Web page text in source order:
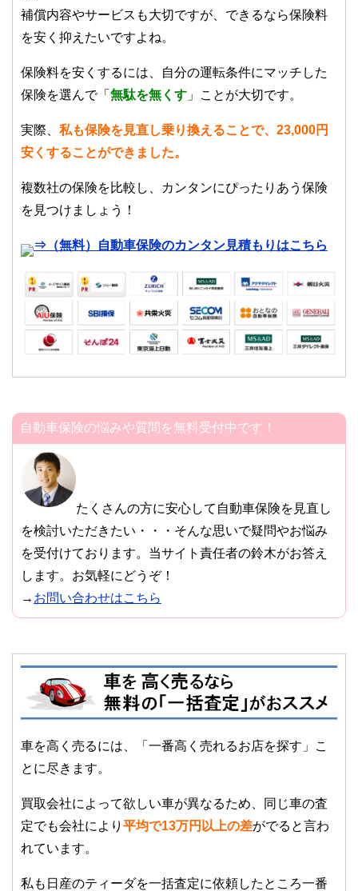
補償内容やサービスも大切ですが、できるなら保険料
を安く抑えたいですよね。
保険料を安くするには、自分の運転条件にマッチした
保険を選んで「 無駄を無くす 」ことが大切です。
実際、 私も保険を見直し乗り換えることで、23,000円
安くすることができました。
複数社の保険を比較し、カンタンにぴったりあう保険
を見つけましょう！
⇒（無料）自動車保険のカンタン見積もりはこちら
自動車保険の悩みや質問を無料受付中です！
たくさんの方に安心して自動車保険を見直し
を検討いただきたい・・・そんな思いで疑問やお悩み
を受付けております。当サイト責任者の鈴木がお答え
します。お気軽にどうぞ！
→ お問い合わせはこちら
車を高く売るには、「一番高く売れるお店を探す」こ
とに尽きます。
買取会社によって欲しい車が異なるため、同じ車の査
定でも会社により 平均で13万円以上の差がでると言わ
れています。
私も日産のティーダを一括査定に依頼したところ一番